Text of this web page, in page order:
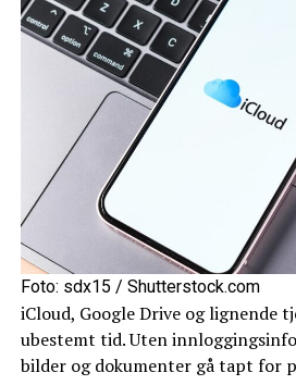
Foto: sdx15 / Shutterstock.com
iCloud, Google Drive og lignende
ubestemt tid. Uten
bilder og dokumenter gå tapt for